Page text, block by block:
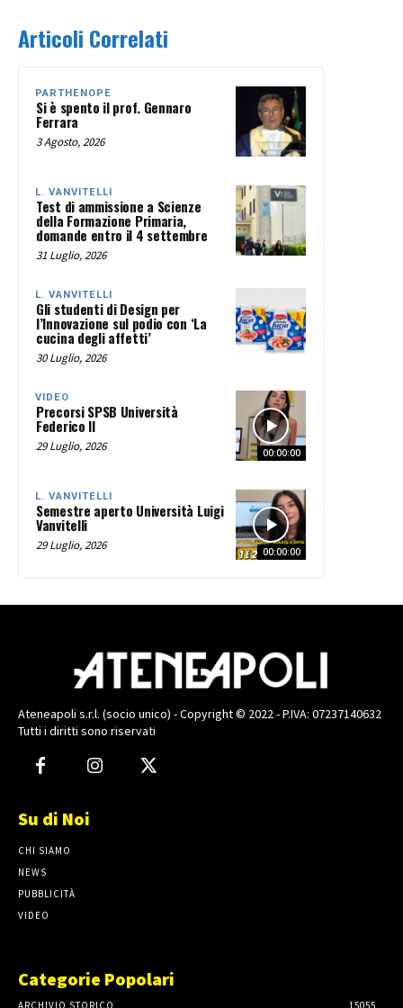
Articoli Correlati
PARTHENOPE
Si è spento il prof. Gennaro
Ferrara
3 Agosto, 2026
L. VANVITELLI
Test di ammissione a Scienze
della Formazione Primaria,
domande entro il 4 settembre
31 Luglio, 2026
L. VANVITELLI
Gli studenti di Design per
l’Innovazione sul podio con ‘La
cucina degli affetti’
30 Luglio, 2026
00:00:00
VIDEO
Precorsi SPSB Università
Federico II
29 Luglio, 2026
00:00:00
L. VANVITELLI
Semestre aperto Università Luigi
Vanvitelli
29 Luglio, 2026
Ateneapoli s.r.l. (socio unico) - Copyright © 2022 - P.IVA: 07237140632
Tutti i diritti sono riservati
Su di Noi
CHI SIAMO
NEWS
PUBBLICITÀ
VIDEO
Categorie Popolari
ARCHIVIO STORICO 15055